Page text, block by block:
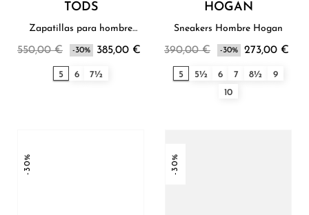
TODS
Zapatillas para hombre
550,00 € -30% 385,00 €
5 6 7½
HOGAN
Sneakers Hombre Hogan
390,00 € -30% 273,00 €
5 5½ 6 7 8½
9
10
-30% -30%